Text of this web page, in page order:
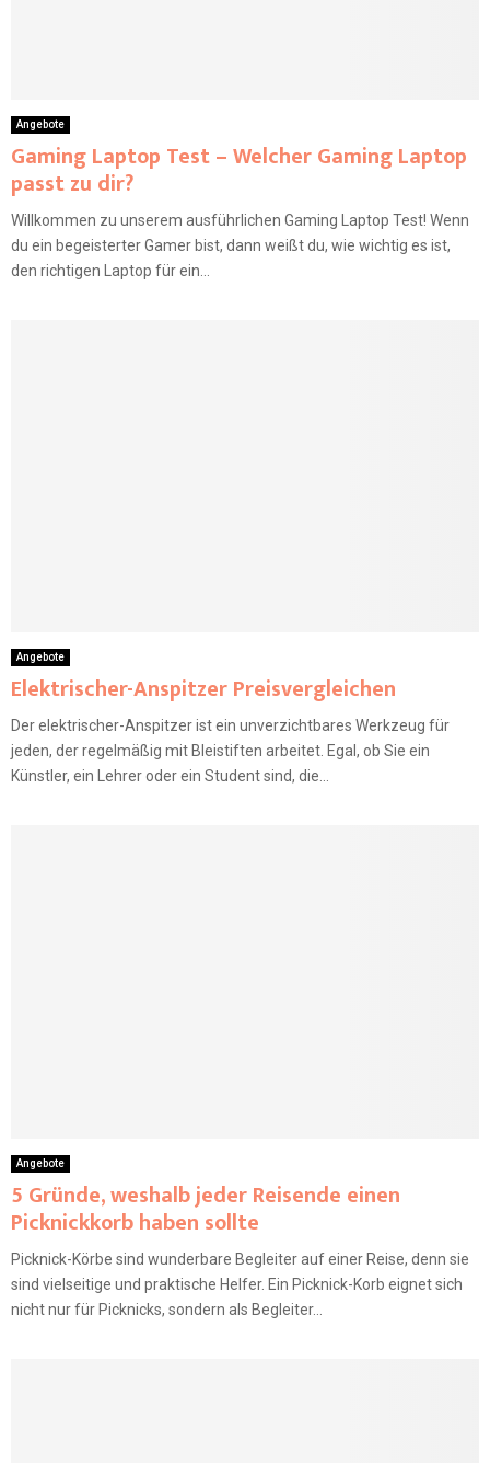
Angebote
Gaming Laptop Test – Welcher Gaming Laptop
passt zu dir?
Willkommen zu unserem ausführlichen Gaming Laptop Test! Wenn
du ein begeisterter Gamer bist, dann weißt du, wie wichtig es ist,
den richtigen Laptop für ein...
Angebote
Elektrischer-Anspitzer Preisvergleichen
Der elektrischer-Anspitzer ist ein unverzichtbares Werkzeug für
jeden, der regelmäßig mit Bleistiften arbeitet. Egal, ob Sie ein
Künstler, ein Lehrer oder ein Student sind, die...
Angebote
5 Gründe, weshalb jeder Reisende einen
Picknickkorb haben sollte
Picknick-Körbe sind wunderbare Begleiter auf einer Reise, denn sie
sind vielseitige und praktische Helfer. Ein Picknick-Korb eignet sich
nicht nur für Picknicks, sondern als Begleiter...